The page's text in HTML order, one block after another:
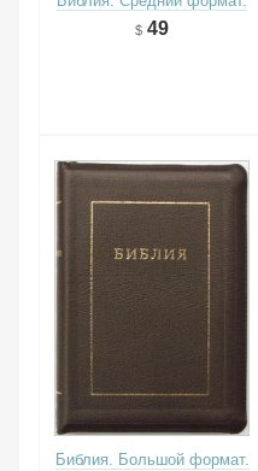
49
Библия. Большой формат.